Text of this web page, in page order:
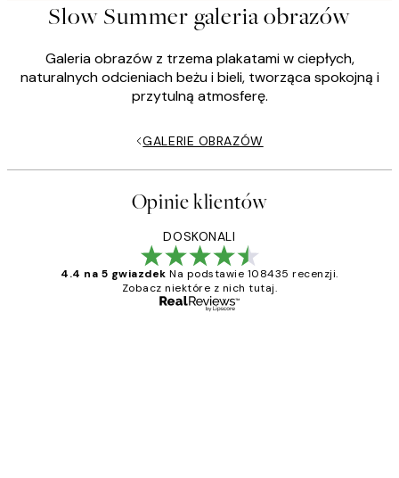
Slow Summer galeria obrazów
Galeria obrazów z trzema plakatami w ciepłych,
naturalnych odcieniach beżu i bieli, tworząca spokojną i
przytulną atmosferę.
GALERIE OBRAZÓW
Opinie klientów
DOSKONALI
4.4 na 5 gwiazdek Na podstawie 108435 recenzji.
Zobacz niektóre z nich tutaj.